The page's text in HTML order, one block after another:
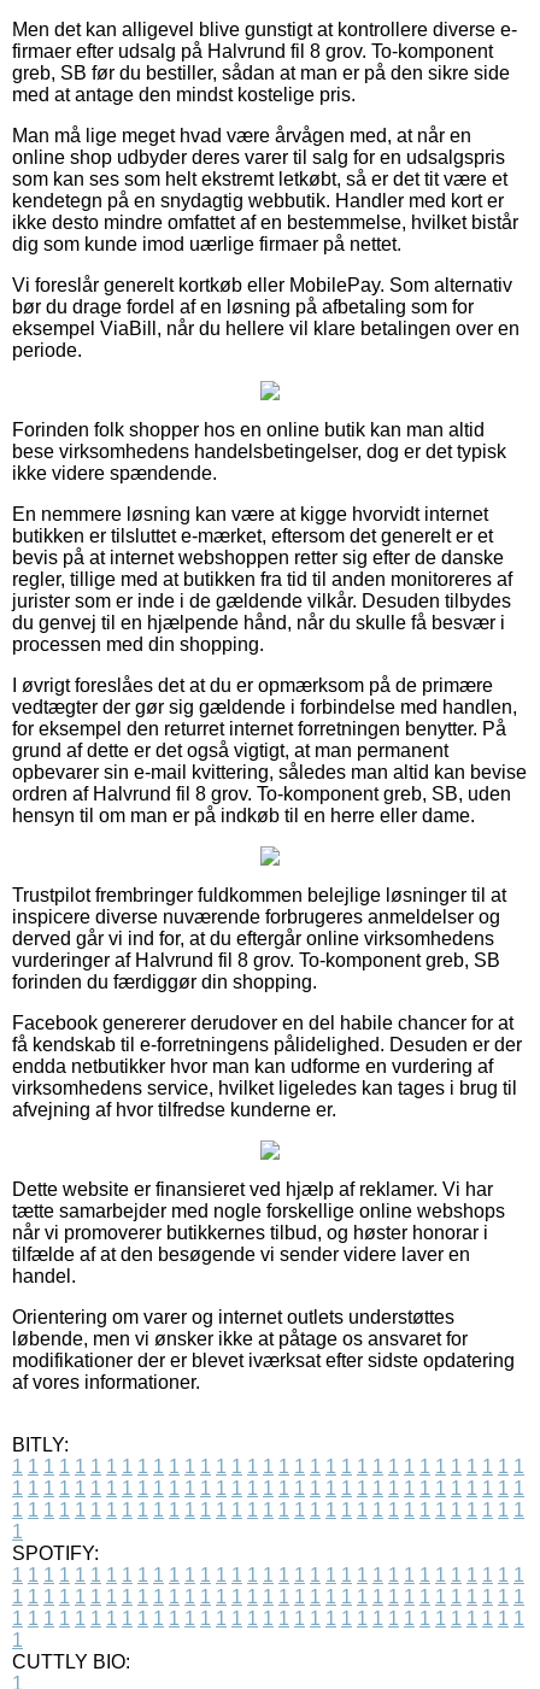
Men det kan alligevel blive gunstigt at kontrollere diverse e-
firmaer efter udsalg på Halvrund fil 8 grov. To-komponent
greb, SB før du bestiller, sådan at man er på den sikre side
med at antage den mindst kostelige pris.
Man må lige meget hvad være årvågen med, at når en
online shop udbyder deres varer til salg for en udsalgspris
som kan ses som helt ekstremt letkøbt, så er det tit være et
kendetegn på en snydagtig webbutik. Handler med kort er
ikke desto mindre omfattet af en bestemmelse, hvilket bistår
dig som kunde imod uærlige firmaer på nettet.
Vi foreslår generelt kortkøb eller MobilePay. Som alternativ
bør du drage fordel af en løsning på afbetaling som for
eksempel ViaBill, når du hellere vil klare betalingen over en
periode.
Forinden folk shopper hos en online butik kan man altid
bese virksomhedens handelsbetingelser, dog er det typisk
ikke videre spændende.
En nemmere løsning kan være at kigge hvorvidt internet
butikken er tilsluttet e-mærket, eftersom det generelt er et
bevis på at internet webshoppen retter sig efter de danske
regler, tillige med at butikken fra tid til anden monitoreres af
jurister som er inde i de gældende vilkår. Desuden tilbydes
du genvej til en hjælpende hånd, når du skulle få besvær i
processen med din shopping.
I øvrigt foreslåes det at du er opmærksom på de primære
vedtægter der gør sig gældende i forbindelse med handlen,
for eksempel den returret internet forretningen benytter. På
grund af dette er det også vigtigt, at man permanent
opbevarer sin e-mail kvittering, således man altid kan bevise
ordren af Halvrund fil 8 grov. To-komponent greb, SB, uden
hensyn til om man er på indkøb til en herre eller dame.
Trustpilot frembringer fuldkommen belejlige løsninger til at
inspicere diverse nuværende forbrugeres anmeldelser og
derved går vi ind for, at du eftergår online virksomhedens
vurderinger af Halvrund fil 8 grov. To-komponent greb, SB
forinden du færdiggør din shopping.
Facebook genererer derudover en del habile chancer for at
få kendskab til e-forretningens pålidelighed. Desuden er der
endda netbutikker hvor man kan udforme en vurdering af
virksomhedens service, hvilket ligeledes kan tages i brug til
afvejning af hvor tilfredse kunderne er.
Dette website er finansieret ved hjælp af reklamer. Vi har
tætte samarbejder med nogle forskellige online webshops
når vi promoverer butikkernes tilbud, og høster honorar i
tilfælde af at den besøgende vi sender videre laver en
handel.
Orientering om varer og internet outlets understøttes
løbende, men vi ønsker ikke at påtage os ansvaret for
modifikationer der er blevet iværksat efter sidste opdatering
af vores informationer.
BITLY:
1 1 1 1 1 1 1 1 1 1 1 1 1 1 1 1 1 1 1 1 1 1 1 1 1 1 1 1 1 1 1 1 1
1 1 1 1 1 1 1 1 1 1 1 1 1 1 1 1 1 1 1 1 1 1 1 1 1 1 1 1 1 1 1 1 1
1 1 1 1 1 1 1 1 1 1 1 1 1 1 1 1 1 1 1 1 1 1 1 1 1 1 1 1 1 1 1 1 1
1
SPOTIFY:
1 1 1 1 1 1 1 1 1 1 1 1 1 1 1 1 1 1 1 1 1 1 1 1 1 1 1 1 1 1 1 1 1
1 1 1 1 1 1 1 1 1 1 1 1 1 1 1 1 1 1 1 1 1 1 1 1 1 1 1 1 1 1 1 1 1
1 1 1 1 1 1 1 1 1 1 1 1 1 1 1 1 1 1 1 1 1 1 1 1 1 1 1 1 1 1 1 1 1
1
CUTTLY BIO:
1